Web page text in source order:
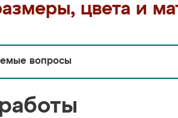
цвета и
вопросы